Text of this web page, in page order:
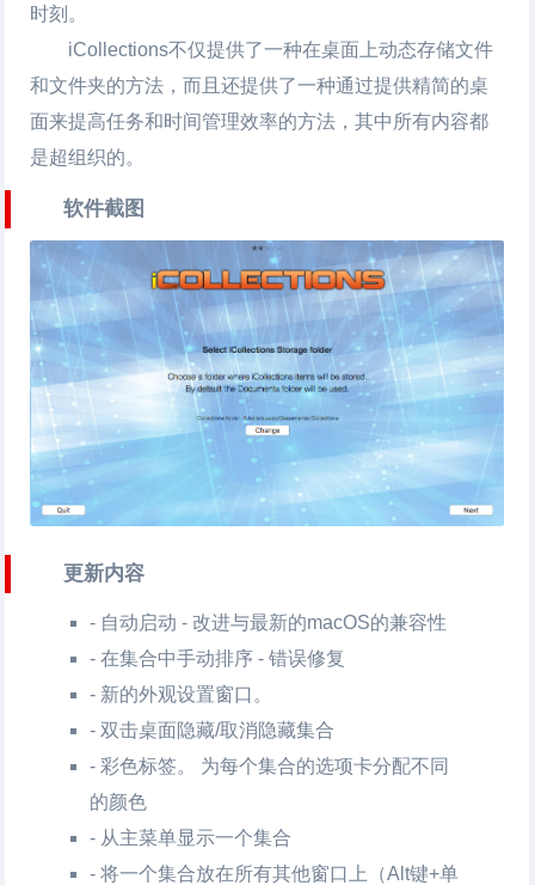
时刻。
iCollections不仅提供了一种在桌面上动态存储文件
和文件夹的方法，而且还提供了一种通过提供精简的桌
面来提高任务和时间管理效率的方法，其中所有内容都
是超组织的。
软件截图
更新内容
- 自动启动 - 改进与最新的macOS的兼容性
- 在集合中手动排序 - 错误修复
- 新的外观设置窗口。
- 双击桌面隐藏/取消隐藏集合
- 彩色标签。 为每个集合的选项卡分配不同
的颜色
- 从主菜单显示一个集合
- 将一个集合放在所有其他窗口上（Alt键+单